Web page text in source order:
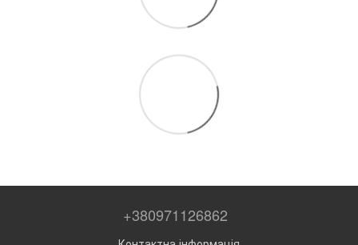
+380971126862